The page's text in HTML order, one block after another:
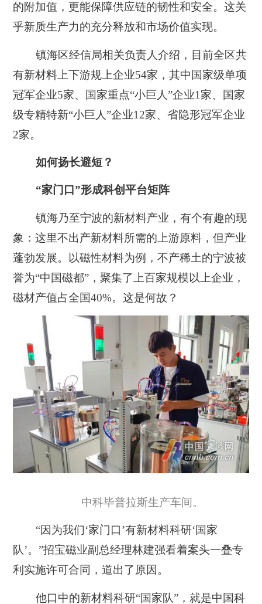
的附加值，更能保障供应链的韧性和安全。这关
乎新质生产力的充分释放和市场价值实现。
镇海区经信局相关负责人介绍，目前全区共
有新材料上下游规上企业54家，其中 国家级单项
冠军企业5家、国家重点“小巨人”企业1家、国家
级专精特新“小巨人”企业12家、省隐形冠军企业
2家。
如何扬长避短？
“家门口”形成科创平台矩阵
镇海乃至宁波的新材料产业，有个有趣的现
象：这里不出产新材料所需的上游原料，但产业
蓬勃发展。以磁性材料为例，不产稀土的宁波被
誉为“中国磁都”，聚集了上百家规模以上企业，
磁材产值占全国40%。这是何故？
中科毕普拉斯生产车间。
“因为我们‘家门口’有新材料科研‘国家
队’。”招宝磁业副总经理林建强看着案头一叠专
利实施许可合同，道出了原因。
他口中的新材料科研“国家队”，就是中国科